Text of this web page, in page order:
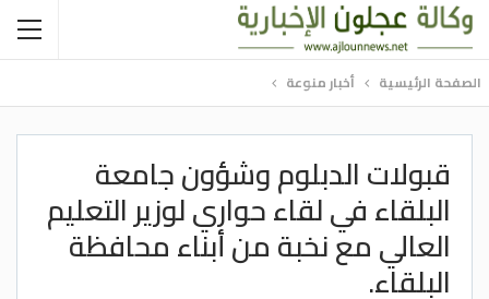
الصفحة الرئيسية أخبار منوعة
قبولات الدبلوم وشؤون جامعة
البلقاء في لقاء حواري لوزير التعليم
العالي مع نخبة من أبناء محافظة
البلقاء.